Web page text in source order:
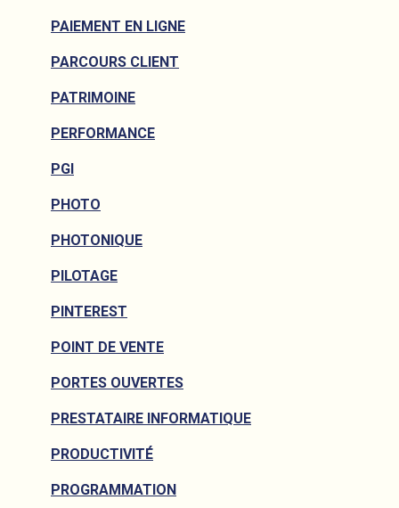
PAIEMENT EN LIGNE
PARCOURS CLIENT
PATRIMOINE
PERFORMANCE
PGI
PHOTO
PHOTONIQUE
PILOTAGE
PINTEREST
POINT DE VENTE
PORTES OUVERTES
PRESTATAIRE INFORMATIQUE
PRODUCTIVITÉ
PROGRAMMATION